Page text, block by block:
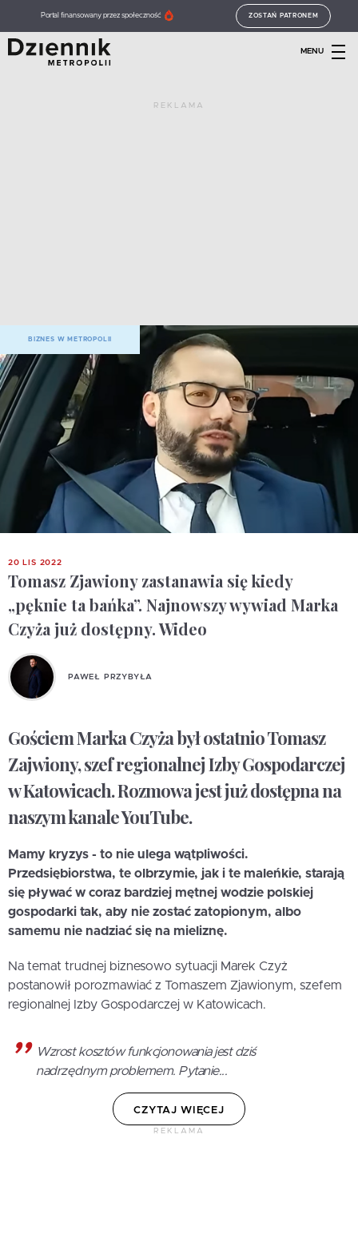
Portal finansowany przez społeczność ZOSTAŃ PATRONEM
MENU
REKLAMA
BIZNES W METROPOLII
20 LIS 2022
Tomasz Zjawiony zastanawia się kiedy
„pęknie ta bańka”. Najnowszy wywiad Marka
Czyża już dostępny. Wideo
PAWEŁ PRZYBYŁA
Gościem Marka Czyża był ostatnio Tomasz
Zajwiony, szef regionalnej Izby Gospodarczej
w Katowicach. Rozmowa jest już dostępna na
naszym kanale YouTube.
Mamy kryzys - to nie ulega wątpliwości.
Przedsiębiorstwa, te olbrzymie, jak i te maleńkie, starają
się pływać w coraz bardziej mętnej wodzie polskiej
gospodarki tak, aby nie zostać zatopionym, albo
samemu nie nadziać się na mieliznę.
Na temat trudnej biznesowo sytuacji Marek Czyż
postanowił porozmawiać z Tomaszem Zjawionym, szefem
regionalnej Izby Gospodarczej w Katowicach.
Wzrost kosztów funkcjonowania jest dziś
nadrzędnym problemem. Pytanie...
CZYTAJ WIĘCEJ
REKLAMA